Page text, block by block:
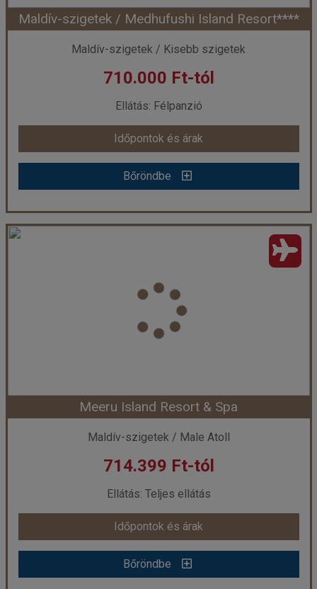
Időpont: 2026-09-01 | 7 éj
már 688.480 Ft-tól
Időpontok és árak
Bőröndbe
Maldív-szigetek / Medhufushi Island Resort****
Maldív-szigetek / Kisebb szigetek
710.000 Ft-tól
Ellátás: Félpanzió
Időpontok és árak
Bőröndbe
Maldív-szigetek / Medhufushi Island Resort****
Város:Medhafushi
Utazás módja:
Repülővel
Félpanzió
Szálláskategória:Hotel ****
Kétágyas szoba
Időpont: 2026-09-09 | 7 éj
már 710.000 Ft-tól
Időpontok és árak
Bőröndbe
Meeru Island Resort & Spa
Maldív-szigetek / Male Atoll
714.399 Ft-tól
Ellátás: Teljes ellátás
Időpontok és árak
Bőröndbe